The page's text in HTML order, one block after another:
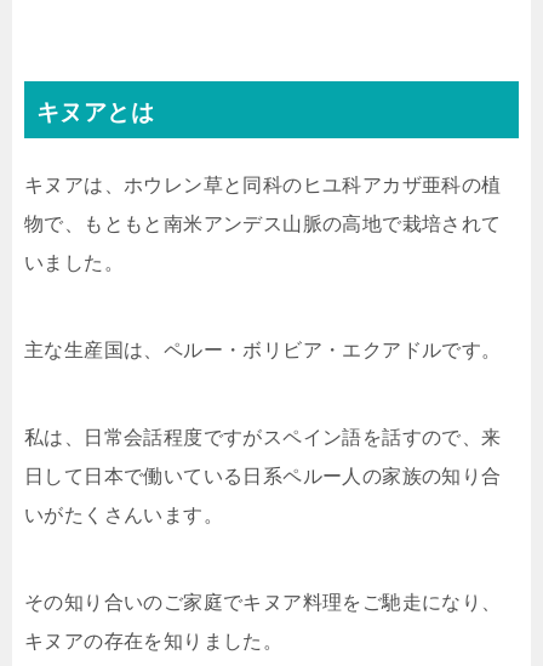
キヌアとは
キヌアは、ホウレン草と同科のヒユ科アカザ亜科の植
物で、もともと南米アンデス山脈の高地で栽培されて
いました。
主な生産国は、ペルー・ボリビア・エクアドルです。
私は、日常会話程度ですがスペイン語を話すので、来
日して日本で働いている日系ペルー人の家族の知り合
いがたくさんいます。
その知り合いのご家庭でキヌア料理をご馳走になり、
キヌアの存在を知りました。